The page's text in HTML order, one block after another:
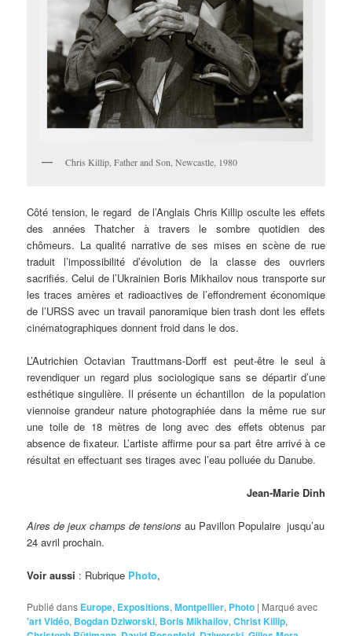
Chris Killip, Father and Son, Newcastle, 1980
Côté tension, le regard de l’Anglais Chris Killip osculte les effets
des années Thatcher à travers le sombre quotidien des
chômeurs. La qualité narrative de ses mises en scène de rue
traduit l’impossibilité d’évolution de la classe des ouvriers
sacrifiés. Celui de l’Ukrainien Boris Mikhailov nous transporte sur
les traces amères et radioactives de l’effondrement économique
de l’URSS avec un travail panoramique bien trash dont les effets
cinématographiques donnent froid dans le dos.
L’Autrichien Octavian Trauttmans-Dorff est peut-être le seul à
revendiquer un regard plus sociologique sans se départir d’une
esthétique singulière. Il présente un échantillon de la population
viennoise grandeur nature photographiée dans la même rue sur
une toile de 18 mètres de long avec des effets obtenus par
absence de fixateur. L’artiste affirme pour sa part être arrivé à ce
résultat en effectuant ses tirages avec l’eau polluée du Danube.
Jean-Marie Dinh
Aires de jeux champs de tensions au Pavillon Populaire jusqu’au
24 avril prochain.
Voir aussi : Rubrique Photo,
Publié dans Europe, Expositions,Montpellier, Photo | Marqué avec
'art Vidéo, Bogdan Dziworski, Boris Mikhailov,Christ Killip,